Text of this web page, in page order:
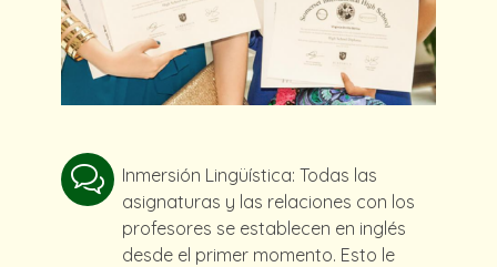
Inmersión Lingüística: Todas las
asignaturas y las relaciones con los
profesores se establecen en inglés
desde el primer momento. Esto le